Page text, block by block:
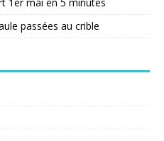
passées au crible